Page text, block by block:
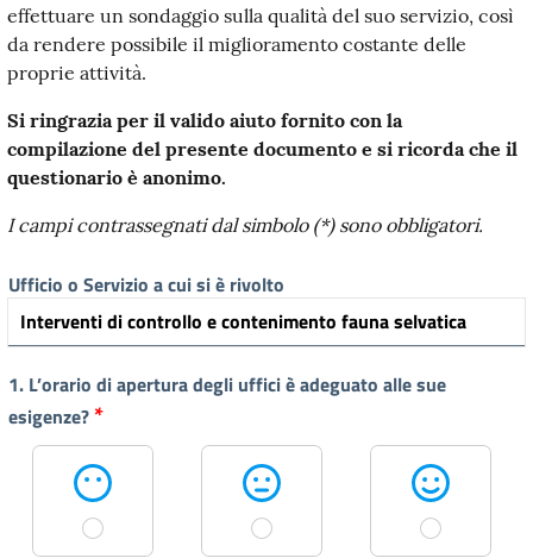
effettuare un sondaggio sulla qualità del suo servizio, così
da rendere possibile il miglioramento costante delle
proprie attività.
Si ringrazia per il valido aiuto fornito con la
compilazione del presente documento e si ricorda che il
questionario è anonimo.
I campi contrassegnati dal simbolo (*) sono obbligatori.
Ufficio o Servizio a cui si è rivolto
1. L’orario di apertura degli uffici è adeguato alle sue
esigenze? *